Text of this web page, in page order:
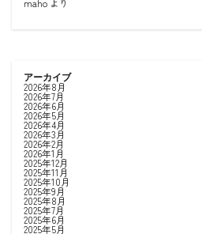
mahoより
アーカイブ
2026年8月
2026年7月
2026年6月
2026年5月
2026年4月
2026年3月
2026年2月
2026年1月
2025年12月
2025年11月
2025年10月
2025年9月
2025年8月
2025年7月
2025年6月
2025年5月